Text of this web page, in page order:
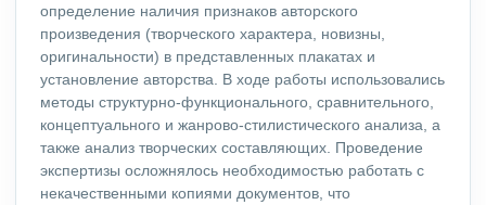
определение наличия признаков авторского
произведения (творческого характера, новизны,
оригинальности) в представленных плакатах и
установление авторства. В ходе работы использовались
методы структурно-функционального, сравнительного,
концептуального и жанрово-стилистического анализа, а
также анализ творческих составляющих. Проведение
экспертизы осложнялось необходимостью работать с
некачественными копиями документов, что